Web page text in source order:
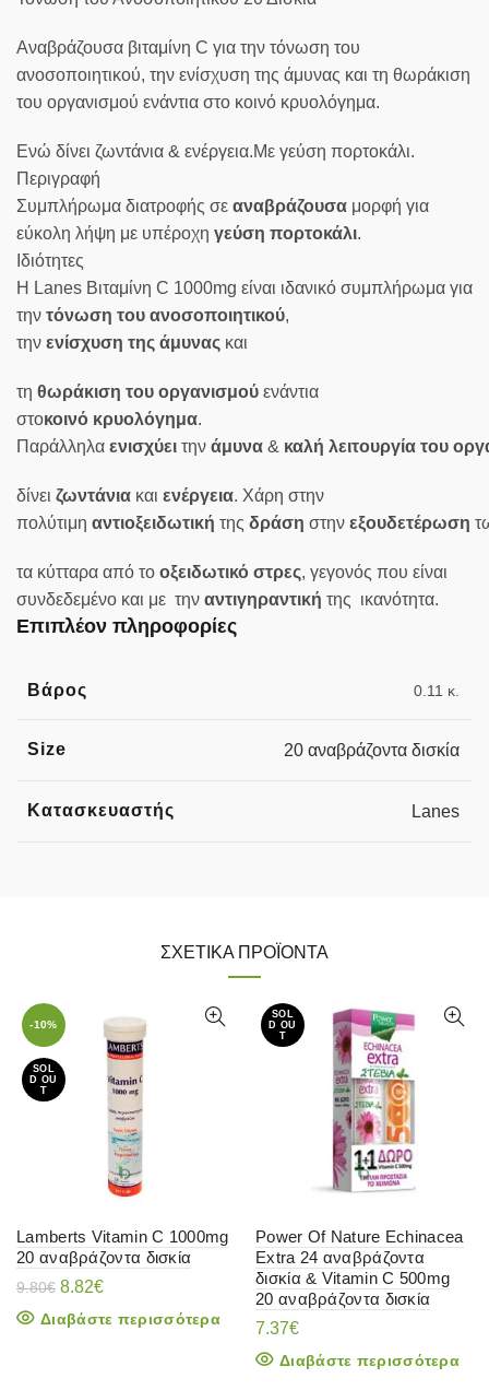
Αναβράζουσα βιταμίνη C για την τόνωση του
ανοσοποιητικού, την ενίσχυση της άμυνας και τη θωράκιση
του οργανισμού ενάντια στο κοινό κρυολόγημα.
Ενώ δίνει ζωντάνια & ενέργεια.Με γεύση πορτοκάλι.
Περιγραφή
Συμπλήρωμα διατροφής σε αναβράζουσα μορφή για
εύκολη λήψη με υπέροχη γεύση πορτοκάλι.
Ιδιότητες
Η Lanes Βιταμίνη C 1000mg είναι ιδανικό συμπλήρωμα για
την τόνωση του ανοσοποιητικού,
την ενίσχυση της άμυνας και
τη θωράκιση του οργανισμού ενάντια
στοκοινό κρυολόγημα.
Παράλληλα ενισχύει την άμυνα & καλή λειτουργία του
δίνει ζωντάνια και ενέργεια. Χάρη στην
πολύτιμη αντιοξειδωτική της δράση στην εξουδετέρωση
τα κύτταρα από το οξειδωτικό στρες, γεγονός που είναι
συνδεδεμένο και με την αντιγηραντική της ικανότητα.
Επιπλέον πληροφορίες
Βάρος 0.11 κ.
Size 20 αναβράζοντα δισκία
Κατασκευαστής Lanes
ΣΧΕΤΙΚΆ ΠΡΟΪΌΝΤΑ
-10%
SOL
D OU
T
Lamberts Vitamin C 1000mg
20 αναβράζοντα δισκία
9.80€ Original
was:
8.82€Η
τιμή
Διαβάστε περισσότερα
SOL
D OU
T
Power Of Nature Echinacea
Extra 24 αναβράζοντα
δισκία & Vitamin C 500mg
20 αναβράζοντα δισκία
7.37€
Διαβάστε περισσότερα